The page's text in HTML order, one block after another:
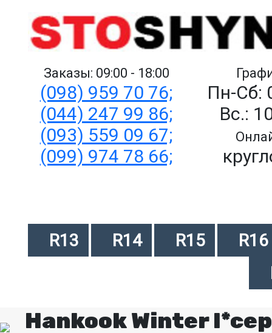
Заказы: 09:00 - 18:00
(098) 959 70 76;
(044) 247 99 86;
(093) 559 09 67;
(099) 974 78 66;
Пн-Сб:
Вс.:
R13 R14 R15
R16
Hankook Winter